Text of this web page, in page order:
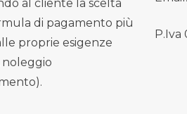
al cliente la scelta
di pagamento più
proprie esigenze
noleggio
P.Iva